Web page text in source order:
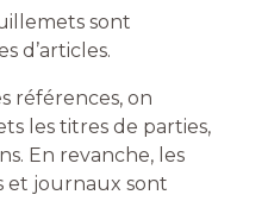
sont
d’articles.
références, on
les titres de parties,
En revanche, les
et journaux sont